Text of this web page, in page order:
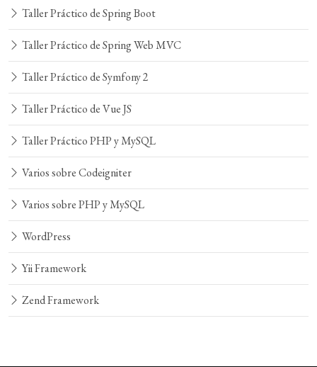
Taller Práctico de Spring Boot
Taller Práctico de Spring Web MVC
Taller Práctico de Symfony 2
Taller Práctico de Vue JS
Taller Práctico PHP y MySQL
Varios sobre Codeigniter
Varios sobre PHP y MySQL
WordPress
Yii Framework
Zend Framework